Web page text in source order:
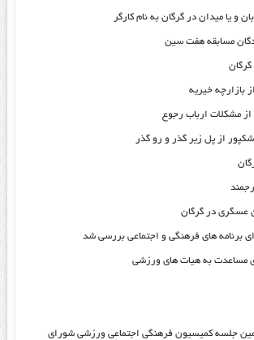
و یا میدان در گرگان به نام کارگر
مسابقه هفت سین
گرگان
بازارچه خیریه
مشکلات ارباب رجوع
از پل زیر گذر و رو گذر
عسگری در گرگان
برنامه های فرهنگی و اجتماعی بررسی شد
جلسه کمیسیون فرهنگی اجتماعی ورزشی شورای